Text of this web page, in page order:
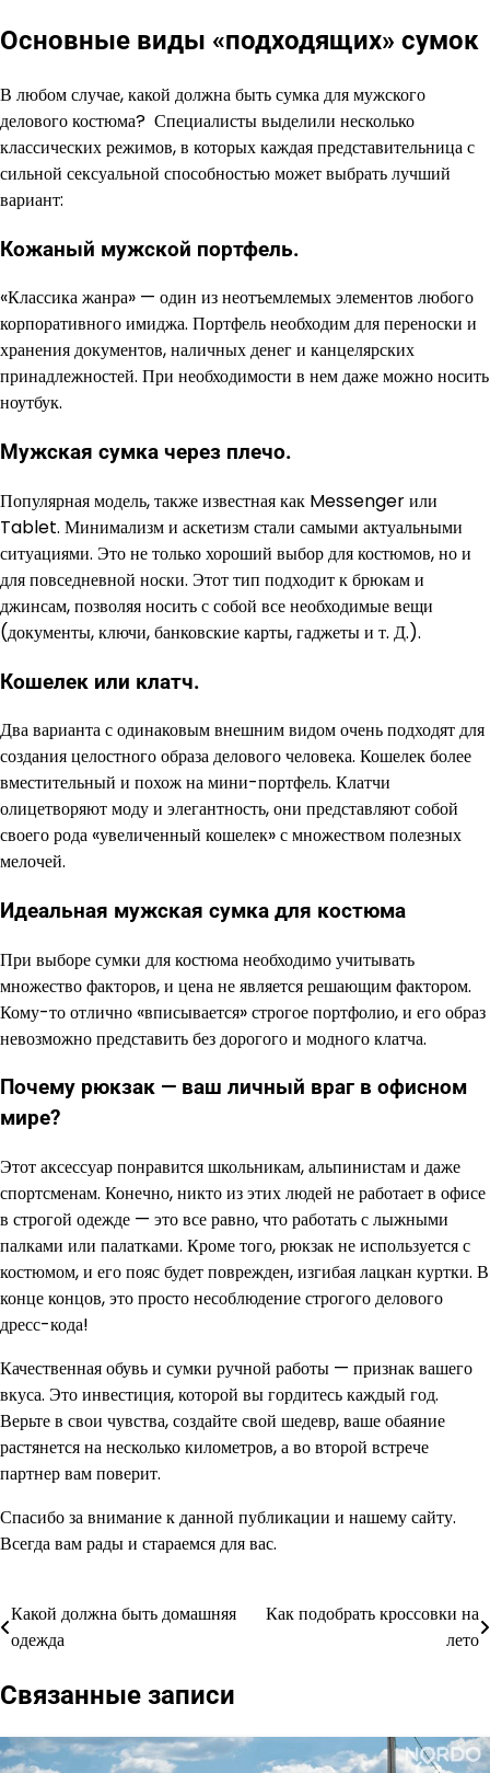
Основные виды «подходящих» сумок
В любом случае, какой должна быть сумка для мужского
делового костюма? Специалисты выделили несколько
классических режимов, в которых каждая представительница с
сильной сексуальной способностью может выбрать лучший
вариант:
Кожаный мужской портфель.
«Классика жанра» — один из неотъемлемых элементов любого
корпоративного имиджа. Портфель необходим для переноски и
хранения документов, наличных денег и канцелярских
принадлежностей. При необходимости в нем даже можно носить
ноутбук.
Мужская сумка через плечо.
Популярная модель, также известная как Messenger или
Tablet. Минимализм и аскетизм стали самыми актуальными
ситуациями. Это не только хороший выбор для костюмов, но и
для повседневной носки. Этот тип подходит к брюкам и
джинсам, позволяя носить с собой все необходимые вещи
(документы, ключи, банковские карты, гаджеты и т. Д.).
Кошелек или клатч.
Два варианта с одинаковым внешним видом очень подходят для
создания целостного образа делового человека. Кошелек более
вместительный и похож на мини-портфель. Клатчи
олицетворяют моду и элегантность, они представляют собой
своего рода «увеличенный кошелек» с множеством полезных
мелочей.
Идеальная мужская сумка для костюма
При выборе сумки для костюма необходимо учитывать
множество факторов, и цена не является решающим фактором.
Кому-то отлично «вписывается» строгое портфолио, и его образ
невозможно представить без дорогого и модного клатча.
Почему рюкзак — ваш личный враг в офисном
мире?
Этот аксессуар понравится школьникам, альпинистам и даже
спортсменам. Конечно, никто из этих людей не работает в офисе
в строгой одежде — это все равно, что работать с лыжными
палками или палатками. Кроме того, рюкзак не используется с
костюмом, и его пояс будет поврежден, изгибая лацкан куртки. В
конце концов, это просто несоблюдение строгого делового
дресс-кода!
Качественная обувь и сумки ручной работы — признак вашего
вкуса. Это инвестиция, которой вы гордитесь каждый год.
Верьте в свои чувства, создайте свой шедевр, ваше обаяние
растянется на несколько километров, а во второй встрече
партнер вам поверит.
Спасибо за внимание к данной публикации и нашему сайту.
Всегда вам рады и стараемся для вас.
Навигация
по
записям
Какой должна быть домашняя
одежда
Как подобрать кроссовки на
лето
Связанные записи